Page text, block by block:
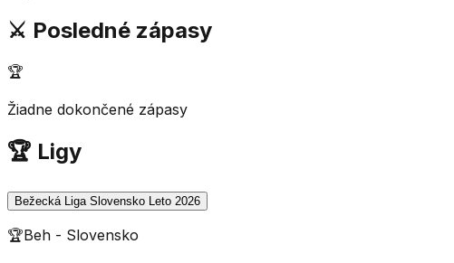
⚔️ Posledné zápasy
🏆
Žiadne dokončené zápasy
🏆 Ligy
Bežecká Liga Slovensko Leto 2026
🏆Beh - Slovensko